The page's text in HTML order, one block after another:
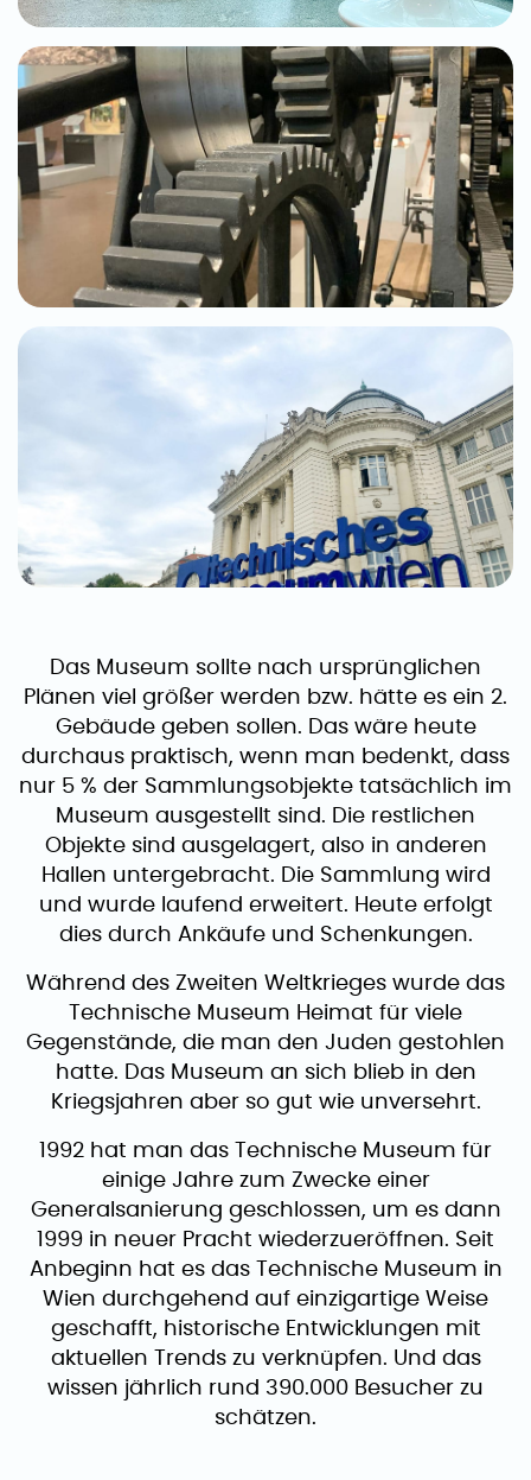
Das Museum sollte nach ursprünglichen
Plänen viel größer werden bzw. hätte es ein 2.
Gebäude geben sollen. Das wäre heute
durchaus praktisch, wenn man bedenkt, dass
nur 5 % der Sammlungsobjekte tatsächlich im
Museum ausgestellt sind. Die restlichen
Objekte sind ausgelagert, also in anderen
Hallen untergebracht. Die Sammlung wird
und wurde laufend erweitert. Heute erfolgt
dies durch Ankäufe und Schenkungen.
Während des Zweiten Weltkrieges wurde das
Technische Museum Heimat für viele
Gegenstände, die man den Juden gestohlen
hatte. Das Museum an sich blieb in den
Kriegsjahren aber so gut wie unversehrt.
1992 hat man das Technische Museum für
einige Jahre zum Zwecke einer
Generalsanierung geschlossen, um es dann
1999 in neuer Pracht wiederzueröffnen. Seit
Anbeginn hat es das Technische Museum in
Wien durchgehend auf einzigartige Weise
geschafft, historische Entwicklungen mit
aktuellen Trends zu verknüpfen. Und das
wissen jährlich rund 390.000 Besucher zu
schätzen.